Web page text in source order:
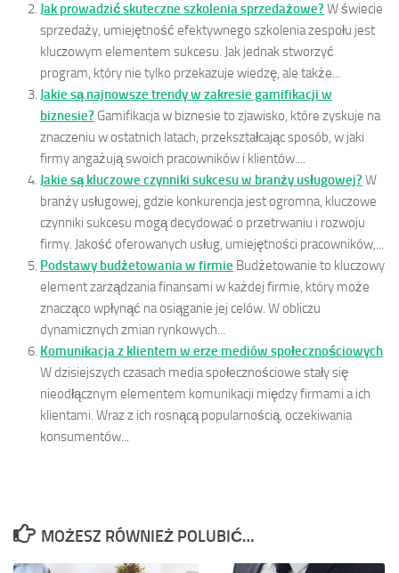
Jak prowadzić skuteczne szkolenia sprzedażowe? W świecie
sprzedaży, umiejętność efektywnego szkolenia zespołu jest
kluczowym elementem sukcesu. Jak jednak stworzyć
program, który nie tylko przekazuje wiedzę, ale także...
Jakie są najnowsze trendy w zakresie gamifikacji w
biznesie? Gamifikacja w biznesie to zjawisko, które zyskuje na
znaczeniu w ostatnich latach, przekształcając sposób, w jaki
firmy angażują swoich pracowników i klientów....
Jakie są kluczowe czynniki sukcesu w branży usługowej? W
branży usługowej, gdzie konkurencja jest ogromna, kluczowe
czynniki sukcesu mogą decydować o przetrwaniu i rozwoju
firmy. Jakość oferowanych usług, umiejętności pracowników,...
Podstawy budżetowania w firmie Budżetowanie to kluczowy
element zarządzania finansami w każdej firmie, który może
znacząco wpłynąć na osiąganie jej celów. W obliczu
dynamicznych zmian rynkowych...
Komunikacja z klientem w erze mediów społecznościowych
W dzisiejszych czasach media społecznościowe stały się
nieodłącznym elementem komunikacji między firmami a ich
klientami. Wraz z ich rosnącą popularnością, oczekiwania
konsumentów...
MOŻESZ RÓWNIEŻ POLUBIĆ…